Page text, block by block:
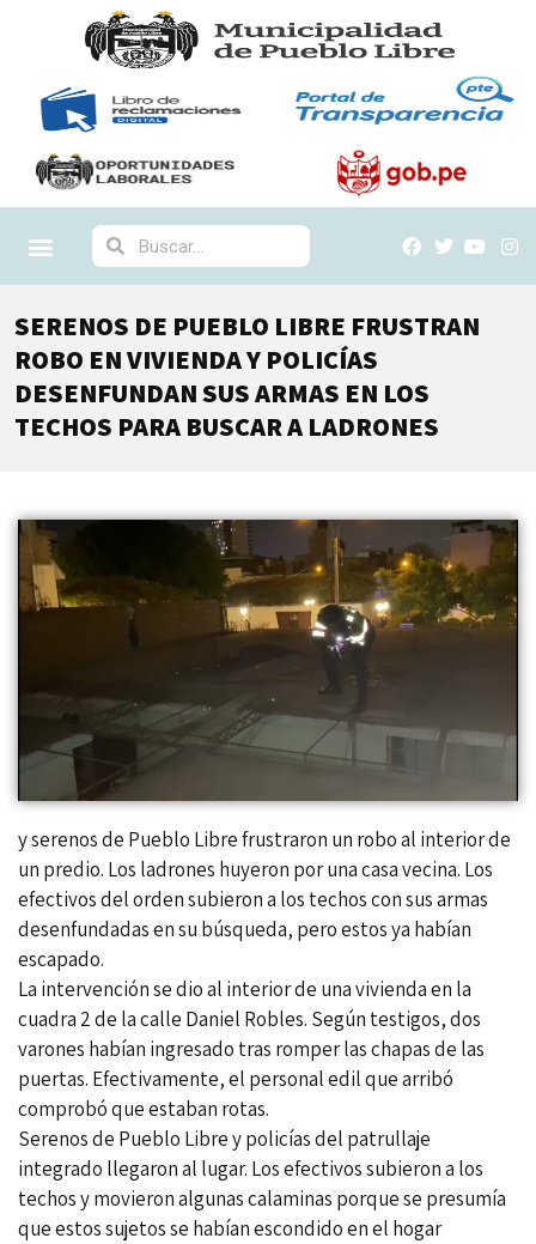
SERENOS DE PUEBLO LIBRE FRUSTRAN
ROBO EN VIVIENDA Y POLICÍAS
DESENFUNDAN SUS ARMAS EN LOS
TECHOS PARA BUSCAR A LADRONES
y serenos de Pueblo Libre frustraron un robo al interior de
un predio. Los ladrones huyeron por una casa vecina. Los
efectivos del orden subieron a los techos con sus armas
desenfundadas en su búsqueda, pero estos ya habían
escapado.
La intervención se dio al interior de una vivienda en la
cuadra 2 de la calle Daniel Robles. Según testigos, dos
varones habían ingresado tras romper las chapas de las
puertas. Efectivamente, el personal edil que arribó
comprobó que estaban rotas.
Serenos de Pueblo Libre y policías del patrullaje
integrado llegaron al lugar. Los efectivos subieron a los
techos y movieron algunas calaminas porque se presumía
que estos sujetos se habían escondido en el hogar